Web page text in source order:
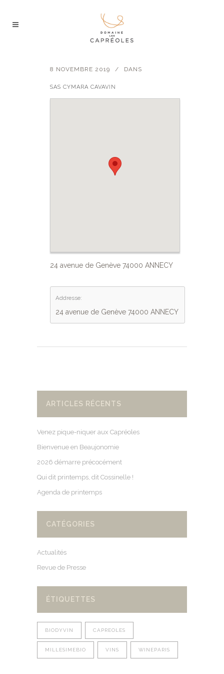
8 NOVEMBRE 2019 DANS
SAS CYMARA CAVAVIN
24 avenue de Genève 74000 ANNECY
Addresse:
24 avenue de Genève 74000 ANNECY
ARTICLES RÉCENTS
Venez pique-niquer aux Capréoles
Bienvenue en Beaujonomie
2026 démarre précocément
Qui dit printemps, dit Cossinelle !
Agenda de printemps
CATÉGORIES
Actualités
Revue de Presse
ÉTIQUETTES
BIODYVIN CAPREOLES
MILLESIMEBIO VINS WINEPARIS